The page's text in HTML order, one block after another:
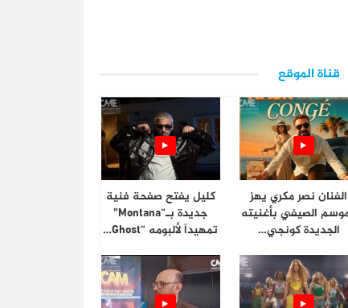
قناة الموقع
الفنان نصر مكري يهز
الصيفي بأغنيته
الجديدة كونجي…
كليل يفتح صفحة فنية
جديدة بـ“Montana”
تمهيداً لألبومه “Ghost…